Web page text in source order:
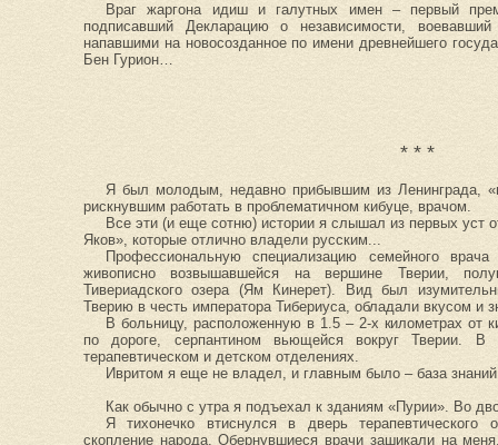
Враг жаргона идиш и галутных имен – первый
подписавший Декларацию о независимости,
напавшими на новосозданное по имени древнейшего
Бен Гурион…
* * *
Я был молодым, недавно прибывшим из Ленинграда,
рискнувшим работать в проблематичном кибуце, врачом.
Все эти (и еще сотню) истории я слышал из первых уст
Яков», которые отлично владели русским...
Профессиональную специализацию семейного
живописно возвышавшейся на вершине Тверии,
Тивериадского озера (Ям Кинерет). Вид был
Тверию в честь императора Тибериуса, обладали вкусом и
В больницу, расположенную в 1.5 – 2-х километрах от
по дороге, серпантином вьющейся вокруг Тверии. В
терапевтическом и детском отделениях.
Ивритом я еще не владел, и главным было – база
Как обычно с утра я подъехал к зданиям «Пурии». Во
Я тихонечко втиснулся в дверь терапевтического
скопление народа. Обернувшиеся врачи зашикали на